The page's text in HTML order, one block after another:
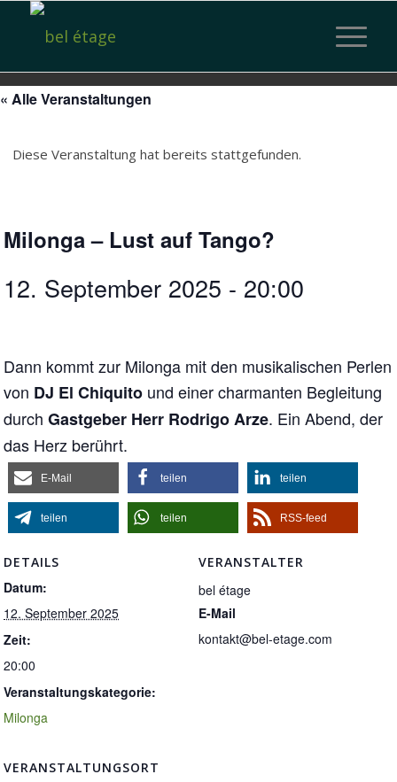
« Alle Veranstaltungen
Diese Veranstaltung hat bereits stattgefunden.
Milonga – Lust auf Tango?
12. September 2025 - 20:00
Dann kommt zur Milonga mit den musikalischen Perlen
von DJ El Chiquito und einer charmanten Begleitung
durch Gastgeber Herr Rodrigo Arze. Ein Abend, der
das Herz berührt.
E-Mail teilen teilen
teilen teilen RSS-feed
DETAILS
Datum:
12. September 2025
Zeit:
20:00
Veranstaltungskategorie:
Milonga
VERANSTALTUNGSORT
VERANSTALTER
bel étage
E-Mail
kontakt@bel-etage.com